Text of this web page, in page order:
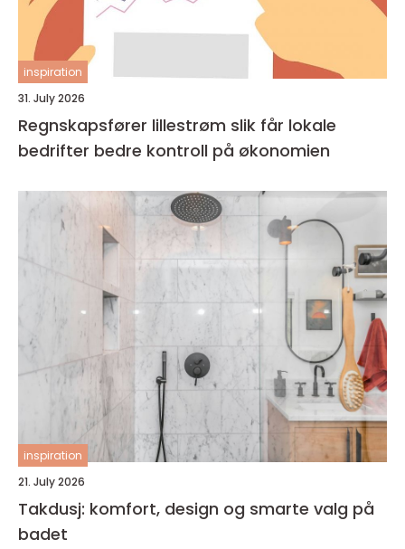
inspiration
31. July 2026
Regnskapsfører lillestrøm slik får lokale
bedrifter bedre kontroll på økonomien
inspiration
21. July 2026
Takdusj: komfort, design og smarte valg på
badet